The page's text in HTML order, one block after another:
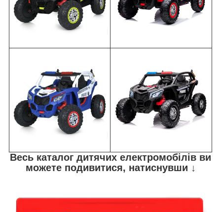
Весь каталог дитячих електромобілів ви
можете подивитися, натиснувши ↓